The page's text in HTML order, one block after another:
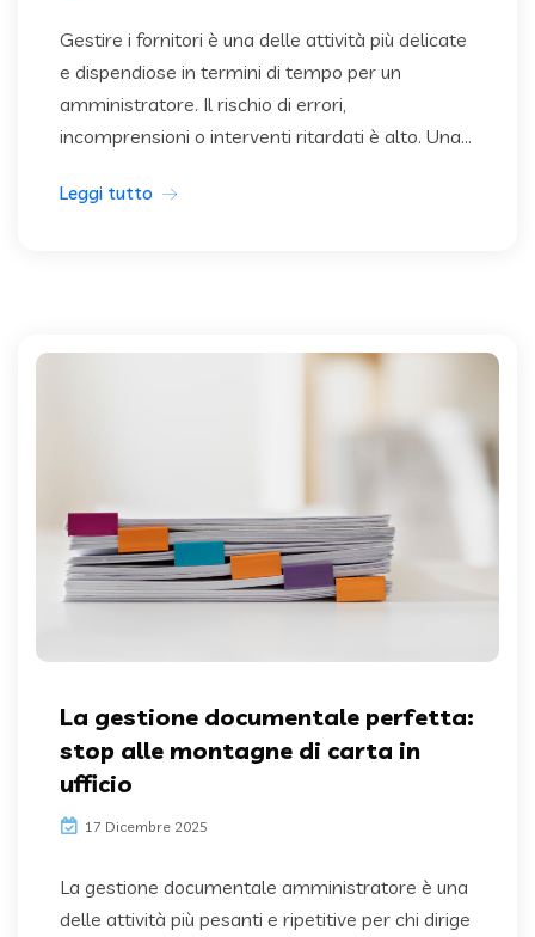
Gestire i fornitori è una delle attività più delicate
e dispendiose in termini di tempo per un
amministratore. Il rischio di errori,
incomprensioni o interventi ritardati è alto. Una...
Leggi tutto
La gestione documentale perfetta:
stop alle montagne di carta in
ufficio
17 Dicembre 2025
La gestione documentale amministratore è una
delle attività più pesanti e ripetitive per chi dirige